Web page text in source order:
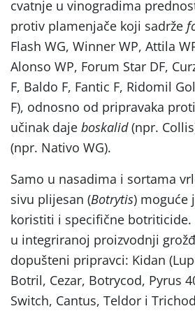
cvatnje u vinogradima
protiv plamenjače koji sadrže
Flash WG, Winner WP, Attila
Alonso WP, Forum Star DF,
F, Baldo F, Fantic F, Ridomil
F), odnosno od pripravaka
učinak daje boskalid(npr.
(npr. Nativo WG).
Samo u nasadima i sortama
sivu plijesan (Botrytis) moguće
koristiti i specifične botriticide.
u integriranoj proizvodnji
dopušteni pripravci: Kidan
Botril, Cezar, Botrycod, Pyrus
Switch, Cantus, Teldor i